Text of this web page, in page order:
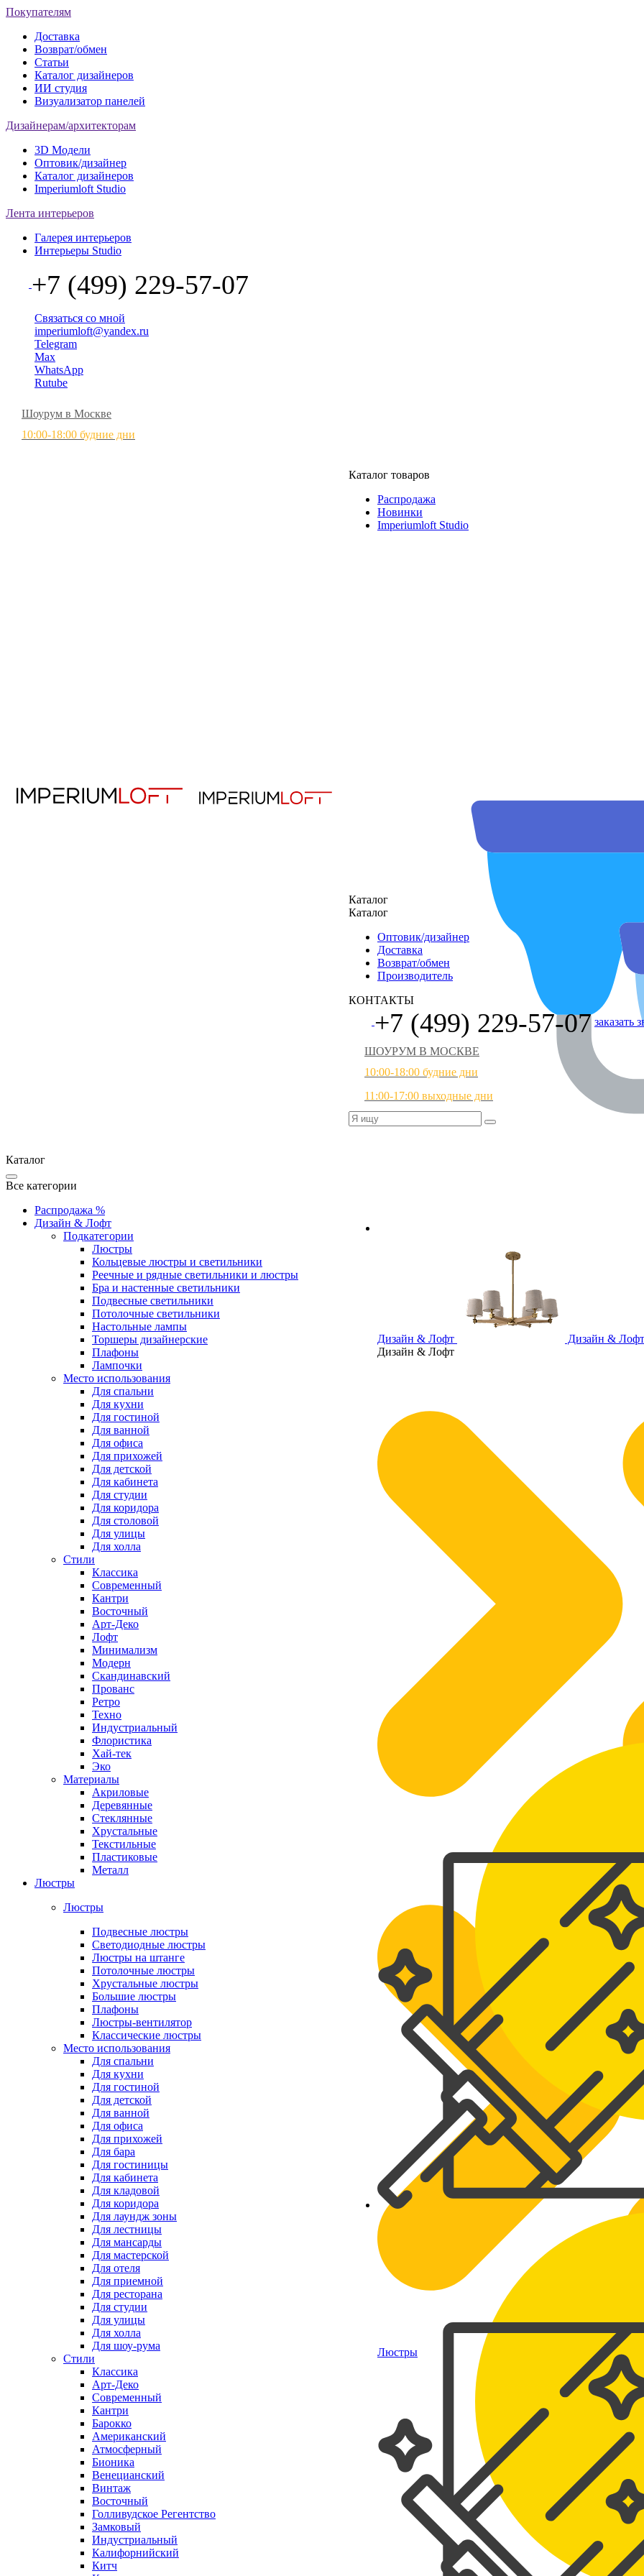
Покупателям
Доставка
Возврат/обмен
Статьи
Каталог дизайнеров
ИИ студия
Визуализатор панелей
Дизайнерам/архитекторам
3D Модели
Оптовик/дизайнер
Каталог дизайнеров
Imperiumloft Studio
Лента интерьеров
Галерея интерьеров
Интерьеры Studio
+7 (499) 229-57-07
Связаться со мной
imperiumloft@yandex.ru
Telegram
Max
WhatsApp
Rutube
Шоурум в Москве
10:00-18:00 будние дни
Каталог товаров
Распродажа
Новинки
Imperiumloft Studio
Дизайн & Лофт
Дизайн & Лофт
Дизайн & Лофт
Люстры
Каталог
Каталог
Оптовик/дизайнер
Доставка
Возврат/обмен
Производитель
КОНТАКТЫ
+7 (499) 229-57-07 заказать
ШОУРУМ В МОСКВЕ
10:00-18:00 будние дни
11:00-17:00 выходные дни
Каталог
Все категории
Распродажа %
Дизайн & Лофт
Подкатегории
Люстры
Кольцевые люстры и светильники
Реечные и рядные светильники и люстры
Бра и настенные светильники
Подвесные светильники
Потолочные светильники
Настольные лампы
Торшеры дизайнерские
Плафоны
Лампочки
Место использования
Для спальни
Для кухни
Для гостиной
Для ванной
Для офиса
Для прихожей
Для детской
Для кабинета
Для студии
Для коридора
Для столовой
Для улицы
Для холла
Стили
Классика
Современный
Кантри
Восточный
Арт-Деко
Лофт
Минимализм
Модерн
Скандинавский
Прованс
Ретро
Техно
Индустриальный
Флористика
Хай-тек
Эко
Материалы
Акриловые
Деревянные
Стеклянные
Хрустальные
Текстильные
Пластиковые
Металл
Люстры
Люстры
Подвесные люстры
Светодиодные люстры
Люстры на штанге
Потолочные люстры
Хрустальные люстры
Большие люстры
Плафоны
Люстры-вентилятор
Классические люстры
Место использования
Для спальни
Для кухни
Для гостиной
Для детской
Для ванной
Для офиса
Для прихожей
Для бара
Для гостиницы
Для кабинета
Для кладовой
Для коридора
Для лаундж зоны
Для лестницы
Для мансарды
Для мастерской
Для отеля
Для приемной
Для ресторана
Для студии
Для улицы
Для холла
Для шоу-рума
Стили
Классика
Арт-Деко
Современный
Кантри
Барокко
Американский
Атмосферный
Бионика
Венецианский
Винтаж
Восточный
Голливудское Регентство
Замковый
Индустриальный
Калифорнийский
Китч